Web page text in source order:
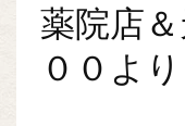
薬院店
００より